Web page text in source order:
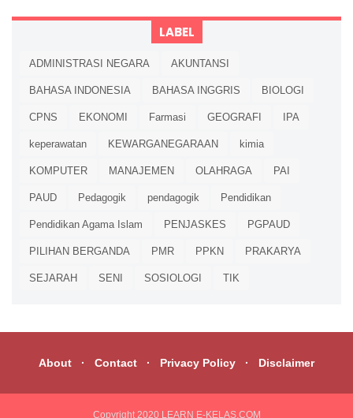
LABEL
ADMINISTRASI NEGARA AKUNTANSI
BAHASA INDONESIA BAHASA INGGRIS BIOLOGI
CPNS EKONOMI Farmasi GEOGRAFI IPA
keperawatan KEWARGANEGARAAN kimia
KOMPUTER MANAJEMEN OLAHRAGA PAI
PAUD Pedagogik pendagogik Pendidikan
Pendidikan Agama Islam PENJASKES PGPAUD
PILIHAN BERGANDA PMR PPKN PRAKARYA
SEJARAH SENI SOSIOLOGI TIK
About Contact Privacy Policy Disclaimer
Copyright 2020 LEARN E-KELAS.COM